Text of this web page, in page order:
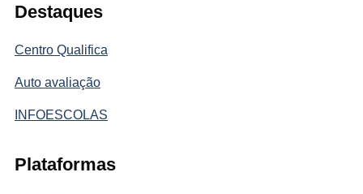
Destaques
Centro Qualifica
Auto avaliação
INFOESCOLAS
Plataformas